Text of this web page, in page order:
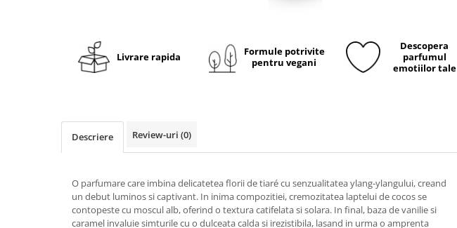
Livrare rapida
Formule potrivite
pentru vegani
Descopera
parfumul
emotiilor tale
Descriere Review-uri (0)
O parfumare care imbina delicatetea florii de tiaré cu senzualitatea ylang-ylangului, creand
un debut luminos si captivant. In inima compozitiei, cremozitatea laptelui de cocos se
contopeste cu moscul alb, oferind o textura catifelata si solara. In final, baza de vanilie si
caramel invaluie simturile cu o dulceata calda si irezistibila, lasand in urma o amprenta